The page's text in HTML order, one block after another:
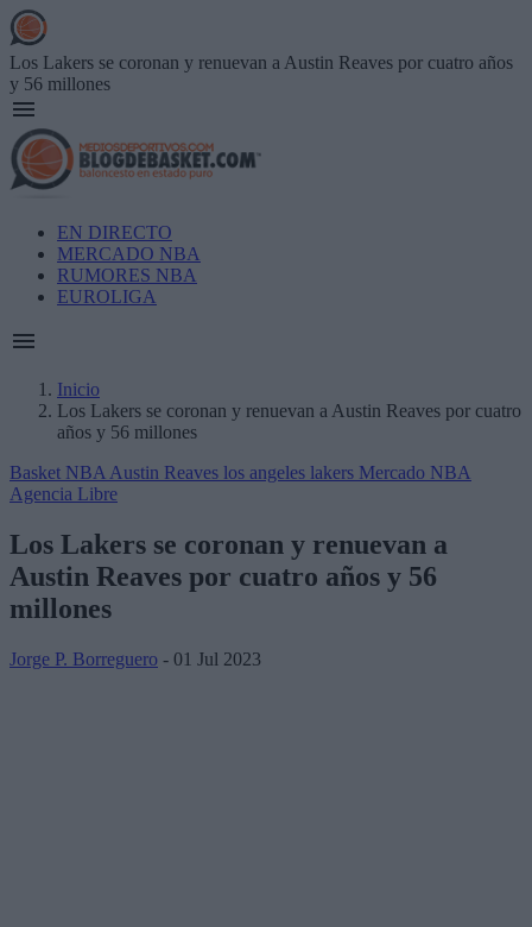
Skip
to
main
content
Los Lakers se coronan y renuevan a Austin Reaves por cuatro años
y 56 millones
Main
navigation
EN DIRECTO
MERCADO NBA
RUMORES NBA
EUROLIGA
Breadcrumb
Inicio
Los Lakers se coronan y renuevan a Austin Reaves por cuatro
años y 56 millones
Basket NBA Austin Reaves los angeles lakers Mercado NBA
Agencia Libre
Los Lakers se coronan y renuevan a
Austin Reaves por cuatro años y 56
millones
Jorge P. Borreguero - 01 Jul 2023